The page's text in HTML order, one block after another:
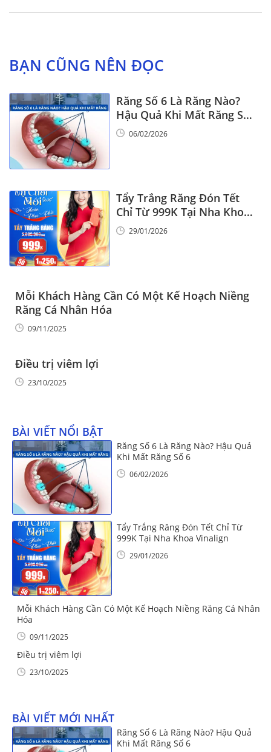
BẠN CŨNG NÊN ĐỌC
Răng Số 6 Là Răng Nào?
Hậu Quả Khi Mất Răng Số
6
06/02/2026
Tẩy Trắng Răng Đón Tết
Chỉ Từ 999K Tại Nha Khoa
Vinalign
29/01/2026
Mỗi Khách Hàng Cần Có Một Kế Hoạch Niềng
Răng Cá Nhân Hóa
09/11/2025
Điều trị viêm lợi
23/10/2025
BÀI VIẾT NỔI BẬT
Răng Số 6 Là Răng Nào? Hậu Quả
Khi Mất Răng Số 6
06/02/2026
Tẩy Trắng Răng Đón Tết Chỉ Từ
999K Tại Nha Khoa Vinalign
29/01/2026
Mỗi Khách Hàng Cần Có Một Kế Hoạch Niềng Răng Cá Nhân
Hóa
09/11/2025
Điều trị viêm lợi
23/10/2025
BÀI VIẾT MỚI NHẤT
Răng Số 6 Là Răng Nào? Hậu Quả
Khi Mất Răng Số 6